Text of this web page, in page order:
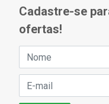
Cadastre-se
ofertas!